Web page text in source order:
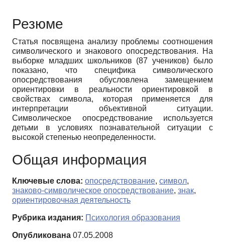
Резюме
Статья посвящена анализу проблемы соотношения
символического и знакового опосредствования. На
выборке младших школьников (87 учеников) было
показано, что специфика символического
опосредствования обусловлена замещением
ориентировки в реальности ориентировкой в
свойствах символа, которая применяется для
интерпретации объективной ситуации.
Символическое опосредствование используется
детьми в условиях познавательной ситуации с
высокой степенью неопределенности.
Общая информация
Ключевые слова: опосредствование, символ,
знаково-символическое опосредствование, знак,
ориентировочная деятельность
Рубрика издания: Психология образования
Опубликована 07.05.2008